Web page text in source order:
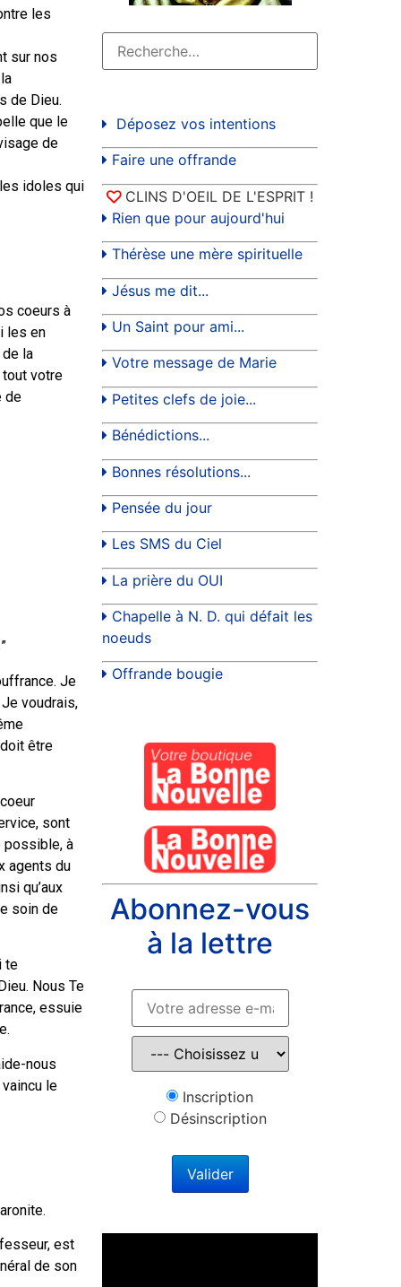
les
sur nos
de Dieu.
que le
de
idoles qui
coeurs à
les en
la
votre
de
Je
voudrais,
être
sont
possible, à
agents du
qu’aux
soin de
te
Nous Te
essuie
nous
le
est
de son
Déposez vos intentions
Faire une offrande
CLINS D'OEIL DE L'ESPRIT !
Rien que pour aujourd'hui
Thérèse une mère spirituelle
Jésus me dit...
Un Saint pour ami...
Votre message de Marie
Petites clefs de joie...
Bénédictions...
Bonnes résolutions...
Pensée du jour
Les SMS du Ciel
La prière du OUI
Chapelle à N. D. qui défait les
noeuds
Offrande bougie
Abonnez-vous
à la lettre
Inscription
Désinscription